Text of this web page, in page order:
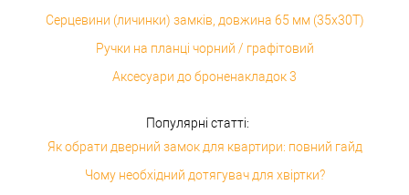
Серцевини (личинки) замків, довжина 65 мм (35x30T)
Ручки на планці чорний / графітовий
Аксесуари до броненакладок 3
Популярні статті:
Як обрати дверний замок для квартири: повний гайд
Чому необхідний дотягувач для хвіртки?